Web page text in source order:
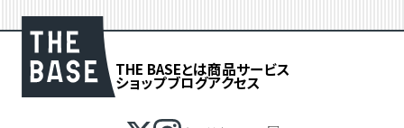
THE BASEとは商品サービス
ショップブログアクセス